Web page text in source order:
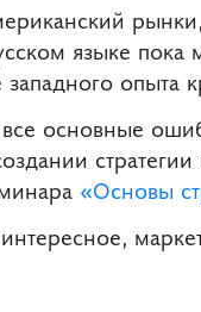
языке
западного опыта
основные
«Основы